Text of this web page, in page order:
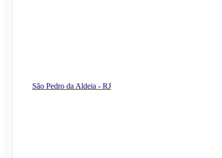
São Pedro da Aldeia - RJ